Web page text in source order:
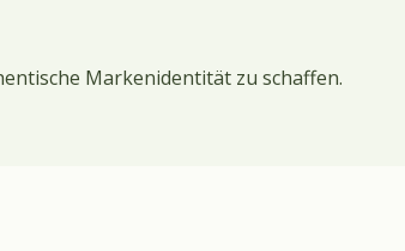
Markenidentität zu schaffen.